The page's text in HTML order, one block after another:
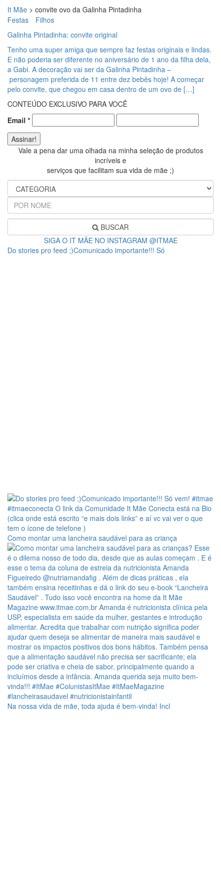
It Mãe > convite ovo da Galinha Pintadinha
Festas
Filhos
Galinha Pintadinha: convite original
Tenho uma super amiga que sempre faz festas originais e lindas.
E não poderia ser diferente no aniversário de 1 ano da filha dela,
a Gabi. A decoração vai ser da Galinha Pintadinha –
personagem preferida de 11 entre dez bebês hoje! A começar
pelo convite, que chegou em casa dentro de um ovo de […]
CONTEÚDO EXCLUSIVO PARA VOCÊ
Email *
Vale a pena dar uma olhada na minha seleção de produtos
incríveis e
serviços que facilitam sua vida de mãe ;)
BUSCAR
SIGA O IT MÃE NO INSTAGRAM @ITMAE
Do stories pro feed ;)Comunicado importante!!! Só
Como montar uma lancheira saudável para as criança
Na nossa vida de mãe, toda ajuda é bem-vinda! Incl